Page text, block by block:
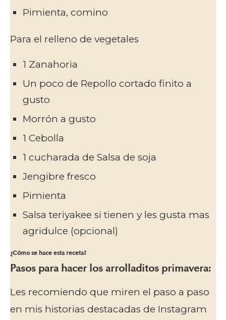
Pimienta, comino
Para el relleno de vegetales
1 Zanahoria
Un poco de Repollo cortado finito a
gusto
Morrón a gusto
1 Cebolla
1 cucharada de Salsa de soja
Jengibre fresco
Pimienta
Salsa teriyakee si tienen y les gusta mas
agridulce (opcional)
¿Cómo se hace esta receta?
Pasos para hacer los arrolladitos primavera:
Les recomiendo que miren el paso a paso
en mis historias destacadas de Instagram